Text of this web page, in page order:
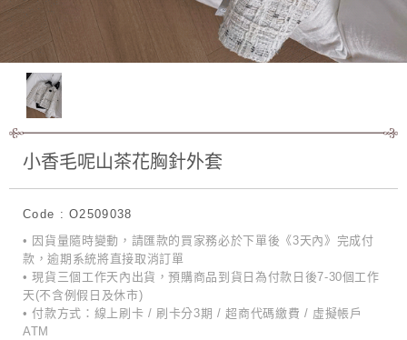
小香毛呢山茶花胸針外套
Code : O2509038
• 因貨量隨時變動，請匯款的買家務必於下單後《3天內》完成付
款，逾期系統將直接取消訂單
• 現貨三個工作天內出貨，預購商品到貨日為付款日後7-30個工作
天(不含例假日及休市)
• 付款方式：線上刷卡 / 刷卡分3期 / 超商代碼繳費 / 虛擬帳戶
ATM